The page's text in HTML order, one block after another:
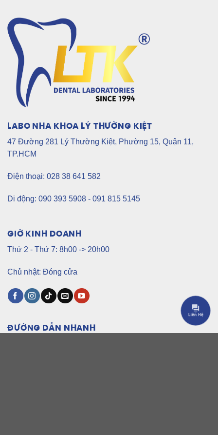
LABO NHA KHOA LÝ THƯỜNG KIỆT
47 Đường 281 Lý Thường Kiệt, Phường 15, Quận 11,
TP.HCM
Điện thoại: 028 38 641 582
Di động: 090 393 5908 - 091 815 5145
GIỜ KINH DOANH
Thứ 2 - Thứ 7: 8h00 -> 20h00
Chủ nhật: Đóng cửa
ĐƯỜNG DẪN NHANH
Liên Hệ